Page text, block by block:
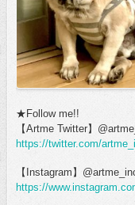
★Follow me!!
【Artme Twitter】
https://twitter.com/
【Instagram】
https://